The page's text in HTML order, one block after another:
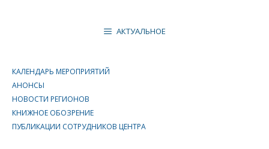
АКТУАЛЬНОЕ
КАЛЕНДАРЬ МЕРОПРИЯТИЙ
АНОНСЫ
НОВОСТИ РЕГИОНОВ
КНИЖНОЕ ОБОЗРЕНИЕ
ПУБЛИКАЦИИ СОТРУДНИКОВ ЦЕНТРА